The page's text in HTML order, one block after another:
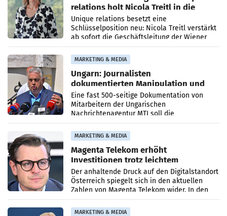
relations holt Nicola Treitl in die
Geschäftsleitung
Unique relations besetzt eine
Schlüsselposition neu: Nicola Treitl verstärkt
ab sofort die Geschäftsleitung der Wiener
PR-Agentur an der Seite von Josef Kalina und
Anna Kalina-Mahr.
MARKETING & MEDIA
Ungarn: Journalisten
dokumentierten Manipulation und
Zensur
Eine fast 500-seitige Dokumentation von
Mitarbeitern der Ungarischen
Nachrichtenagentur MTI soll die
systematische Nachrichten-Manipulation und
Zensur bei der Agentur während der Zeit
MARKETING & MEDIA
Magenta Telekom erhöht
Investitionen trotz leichtem
Umsatzrückgang
Der anhaltende Druck auf den Digitalstandort
Österreich spiegelt sich in den aktuellen
Zahlen von Magenta Telekom wider. In den
ersten sechs Monaten des laufenden Jahres
verzeichnete
MARKETING & MEDIA